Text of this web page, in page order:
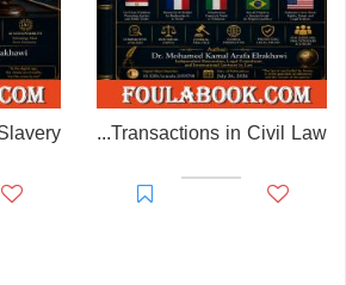
EL RAKHAWI MIND on the Doctrine of Simulation and Sham Transactions in Civil Law